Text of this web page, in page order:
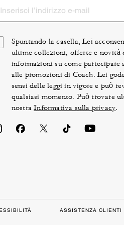
Spuntando la casella, Lei
ultime collezioni, offerte e novità
informazioni su come partecipare
alle promozioni di Coach. Lei
sensi delle leggi in vigore e può
qualsiasi momento. Può trovare
nostraInformativa sulla privacy.
ASSISTENZA CLIENTI